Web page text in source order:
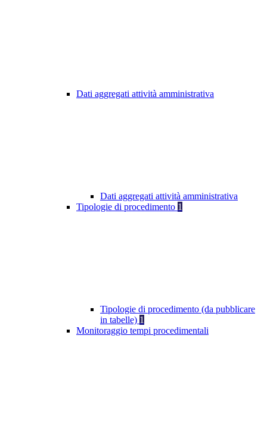
Dati aggregati attività amministrativa
Dati aggregati attività amministrativa
Tipologie di procedimento 1
Tipologie di procedimento (da pubblicare
in tabelle) 1
Monitoraggio tempi procedimentali